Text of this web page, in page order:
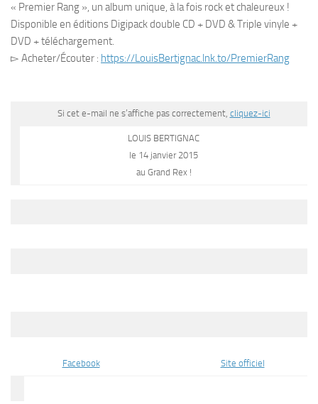
« Premier Rang », un album unique, à la fois rock et chaleureux !
Disponible en éditions Digipack double CD + DVD & Triple vinyle +
DVD + téléchargement.
▻ Acheter/Écouter : https://LouisBertignac.lnk.to/PremierRang
Si cet e-mail ne s’affiche pas correctement, cliquez-ici
LOUIS BERTIGNAC
le 14 janvier 2015
au Grand Rex !
Facebook Site officiel